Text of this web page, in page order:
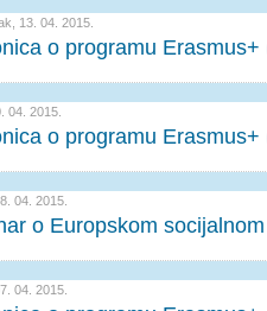
13. 04. 2015.
o programu Erasmus+
04. 2015.
o programu Erasmus+
04. 2015.
o Europskom
04. 2015.